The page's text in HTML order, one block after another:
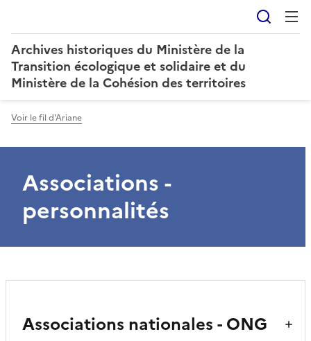
Archives historiques du Ministère de la
Transition écologique et solidaire et du
Ministère de la Cohésion des territoires
Voir le fil d'Ariane
Associations -
personnalités
Associations nationales - ONG